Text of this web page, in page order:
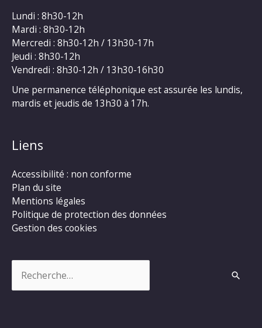
Lundi : 8h30-12h
Mardi : 8h30-12h
Mercredi : 8h30-12h / 13h30-17h
Jeudi : 8h30-12h
Vendredi : 8h30-12h / 13h30-16h30
Une permanence téléphonique est assurée les lundis,
mardis et jeudis de 13h30 à 17h.
Liens
Accessibilité : non conforme
Plan du site
Mentions légales
Politique de protection des données
Gestion des cookies